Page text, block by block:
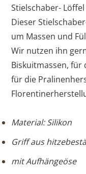
Stielschaber-
Dieser
um Massen und
Wir nutzen ihn
Biskuitmassen, für
für die
Material: Silikon
Griff aus h
mit Aufhängeöse